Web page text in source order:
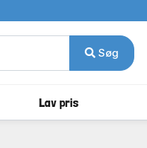
Søg
Lav pris